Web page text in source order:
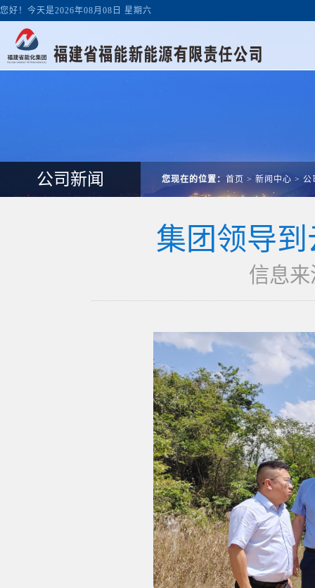
您好！今天是2026年08月08日 星期六
公司新闻 您现在的位置： 首页 > 新闻中心 > 公
集团领导
信息